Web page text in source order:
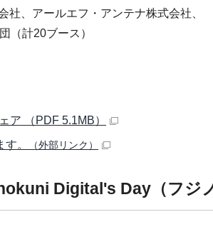
社、アールエフ・アンテナ株式会社、
（計20ブース）
ア （PDF 5.1MB）
。
（外部リンク）
Digital's Day（フジ